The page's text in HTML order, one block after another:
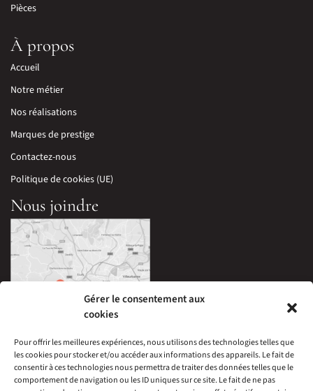
Gérer le consentement aux
cookies
Pour offrir les meilleures expériences, nous utilisons des technologies telles que
les cookies pour stocker et/ou accéder aux informations des appareils. Le fait de
consentir à ces technologies nous permettra de traiter des données telles que le
comportement de navigation ou les ID uniques sur ce site. Le fait de ne pas
Pièces
À propos
Accueil
Notre métier
Nos réalisations
Marques de prestige
Contactez-nous
Politique de cookies (UE)
Nous joindre
33 Avenue Edouard Millaud,
69290 Craponne, France